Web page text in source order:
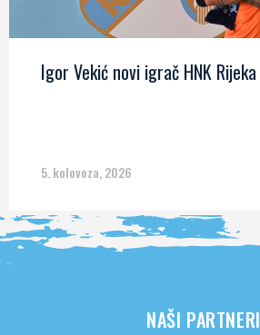
Igor Vekić novi igrač HNK Rijeka
5. kolovoza, 2026
NAŠI PARTNERI